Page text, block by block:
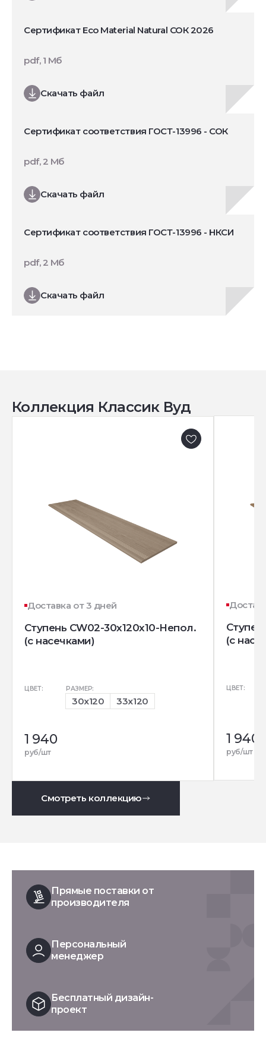
Сертификат Eco Material Natural СОК 2026
Скачать файл
pdf, 1 Мб
Сертификат соответствия ГОСТ-13996 - СОК
Скачать файл
pdf, 2 Мб
Сертификат соответствия ГОСТ-13996 - НКСИ
Скачать файл
pdf, 2 Мб
Коллекция Классик Вуд
Доставка от 3 дней
Ступень CW02-30x120x10-Непол.
(с насечками)
ЦВЕТ: РАЗМЕР:
30x120 33x120
1 940
руб/шт
(с
ЦВЕТ:
1 940
руб/шт
Смотреть коллекцию
Прямые поставки от
производителя
Персональный
менеджер
Бесплатный дизайн-
проект